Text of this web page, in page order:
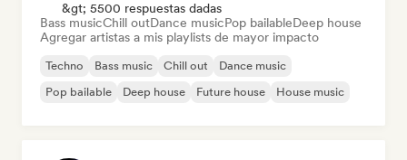
&gt; 5500 respuestas dadas
Bass musicChill outDance musicPop bailableDeep house
Agregar artistas a mis playlists de mayor impacto
Techno Bass music Chill out
Dance music
Pop bailable
Deep house Future house House music